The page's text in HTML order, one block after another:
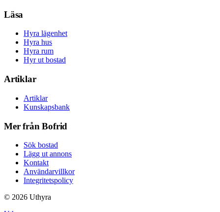
Läsa
Hyra lägenhet
Hyra hus
Hyra rum
Hyr ut bostad
Artiklar
Artiklar
Kunskapsbank
Mer från Bofrid
Sök bostad
Lägg ut annons
Kontakt
Användarvillkor
Integritetspolicy
© 2026 Uthyra